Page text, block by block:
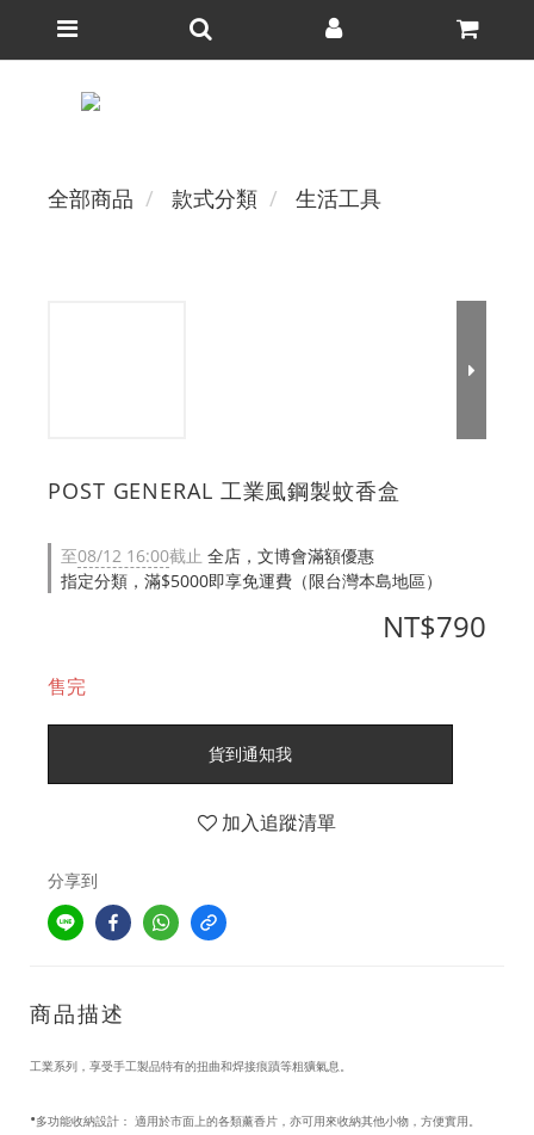
全部商品 款式分類 生活工具
POST GENERAL 工業風鋼製蚊香盒
至08/12 16:00截止 全店，文博會滿額優惠
指定分類，滿$5000即享免運費（限台灣本島地區）
NT$790
售完
貨到通知我
加入追蹤清單
分享到
商品描述
工業系列，享受手工製品特有的扭曲和焊接痕蹟等粗獷氣息。
•多功能收納設計： 適用於市面上的各類薰香片，亦可用來收納其他小物，方便實用。